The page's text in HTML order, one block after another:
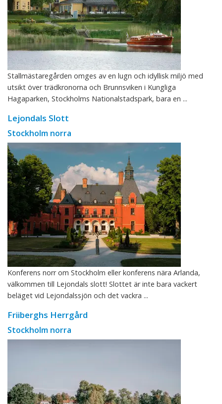
Stallmästaregården omges av en lugn och idyllisk miljö med
utsikt över trädkronorna och Brunnsviken i Kungliga
Hagaparken, Stockholms Nationalstadspark, bara en ...
Lejondals Slott
Stockholm norra
Konferens norr om Stockholm eller konferens nära Arlanda,
välkommen till Lejondals slott! Slottet är inte bara vackert
beläget vid Lejondalssjön och det vackra ...
Friiberghs Herrgård
Stockholm norra